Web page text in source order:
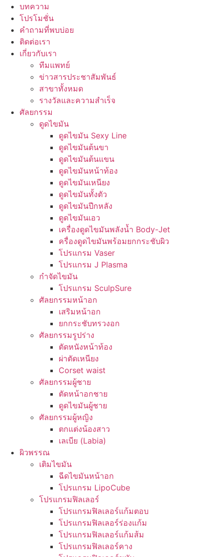
บทความ
โปรโมชั่น
คำถามที่พบบ่อย
ติดต่อเรา
เกี่ยวกับเรา
ทีมแพทย์
ข่าวสารประชาสัมพันธ์
สาขาทั้งหมด
รางวัลและความสำเร็จ
ศัลยกรรม
ดูดไขมัน
ดูดไขมัน Sexy Line
ดูดไขมันต้นขา
ดูดไขมันต้นแขน
ดูดไขมันหน้าท้อง
ดูดไขมันเหนียง
ดูดไขมันทั้งตัว
ดูดไขมันปีกหลัง
ดูดไขมันเอว
เครื่องดูดไขมันพลังน้ำ Body-Jet
ครื่องดูดไขมันพร้อมยกกระชับผิว
โปรแกรม Vaser
โปรแกรม J Plasma
กำจัดไขมัน
โปรแกรม SculpSure
ศัลยกรรมหน้าอก
เสริมหน้าอก
ยกกระชับทรวงอก
ศัลยกรรมรูปร่าง
ตัดหนังหน้าท้อง
ผ่าตัดเหนียง
Corset waist
ศัลยกรรมผู้ชาย
ตัดหน้าอกชาย
ดูดไขมันผู้ชาย
ศัลยกรรมผู้หญิง
ตกแต่งน้องสาว
เลเบีย (Labia)
ผิวพรรณ
เติมไขมัน
ฉีดไขมันหน้าอก
โปรแกรม LipoCube
โปรแกรมฟิลเลอร์
โปรแกรมฟิลเลอร์แก้มตอบ
โปรแกรมฟิลเลอร์ร่องแก้ม
โปรแกรมฟิลเลอร์แก้มส้ม
โปรแกรมฟิลเลอร์คาง